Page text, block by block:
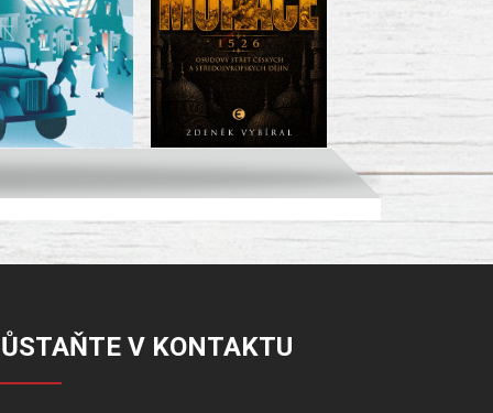
V KONTAKTU